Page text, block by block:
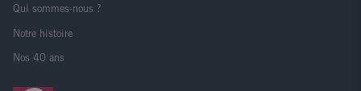
Qui sommes-nous ?
Notre histoire
Nos 40 ans